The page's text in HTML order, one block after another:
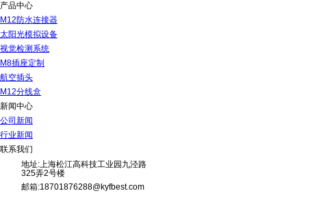
产品中心
M12防水连接器
太阳光模拟设备
视觉检测系统
M8插座定制
航空插头
M12分线盒
新闻中心
公司新闻
行业新闻
联系我们
地址:上海松江高科技工业园九泾路
325弄2号楼
邮箱:18701876288@kyfbest.com